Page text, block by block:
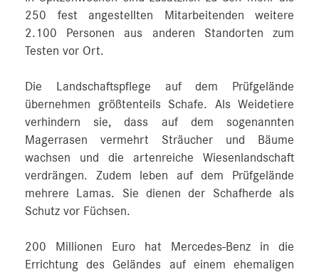
250 fest angestellten Mitarbeitenden weitere
2.100 Personen aus anderen Standorten zum
Testen vor Ort.
Die Landschaftspflege auf dem Prüfgelände
übernehmen größtenteils Schafe. Als Weidetiere
verhindern sie, dass auf dem sogenannten
Magerrasen vermehrt Sträucher und Bäume
wachsen und die artenreiche Wiesenlandschaft
verdrängen. Zudem leben auf dem Prüfgelände
mehrere Lamas. Sie dienen der Schafherde als
Schutz vor Füchsen.
200 Millionen Euro hat Mercedes‑Benz in die
Errichtung des Geländes auf einem ehemaligen